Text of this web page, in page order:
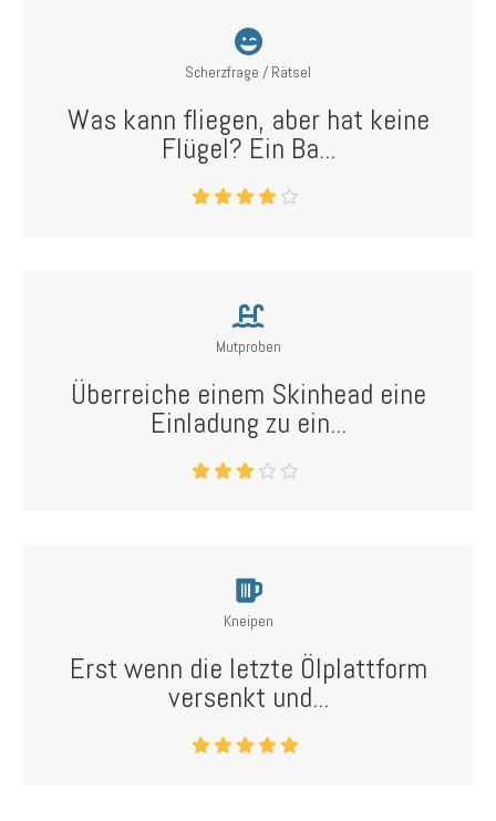
Scherzfrage / Rätsel
Was kann fliegen, aber hat keine
Flügel? Ein Ba...
Mutproben
Überreiche einem Skinhead eine
Einladung zu ein...
Kneipen
Erst wenn die letzte Ölplattform
versenkt und...